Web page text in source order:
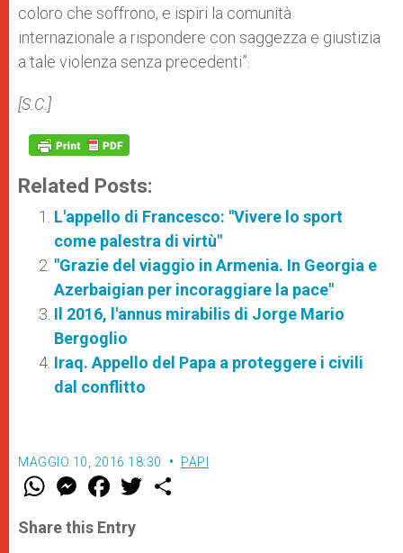
coloro che soffrono, e ispiri la comunità
internazionale a rispondere con saggezza e giustizia
a tale violenza senza precedenti”.
[S.C.]
Related Posts:
L'appello di Francesco: "Vivere lo sport
come palestra di virtù"
"Grazie del viaggio in Armenia. In Georgia e
Azerbaigian per incoraggiare la pace"
Il 2016, l'annus mirabilis di Jorge Mario
Bergoglio
Iraq. Appello del Papa a proteggere i civili
dal conflitto
MAGGIO 10, 2016 18:30 PAPI
W
t
s
M
e
s
e
F
a
e
b
w
Share this Entry